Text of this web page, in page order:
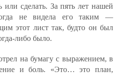
или сделать. За пять лет нашей
не видела его таким —
этот лист так, будто он был
либо было.
на бумагу с выражением, в
и боль. «Это… это план,